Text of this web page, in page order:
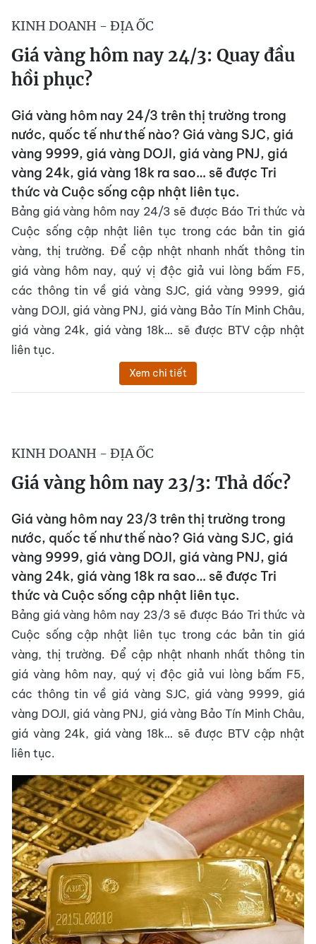
KINH DOANH - ĐỊA ỐC
Giá vàng hôm nay 24/3: Quay đầu
hồi phục?
Giá vàng hôm nay 24/3 trên thị trường trong
nước, quốc tế như thế nào? Giá vàng SJC, giá
vàng 9999, giá vàng DOJI, giá vàng PNJ, giá
vàng 24k, giá vàng 18k ra sao… sẽ được Tri
thức và Cuộc sống cập nhật liên tục.
Bảng giá vàng hôm nay 24/3 sẽ được Báo Tri thức và
Cuộc sống cập nhật liên tục trong các bản tin giá
vàng, thị trường. Để cập nhật nhanh nhất thông tin
giá vàng hôm nay, quý vị độc giả vui lòng bấm F5,
các thông tin về giá vàng SJC, giá vàng 9999, giá
vàng DOJI, giá vàng PNJ, giá vàng Bảo Tín Minh Châu,
giá vàng 24k, giá vàng 18k… sẽ được BTV cập nhật
liên tục.
Xem chi tiết
KINH DOANH - ĐỊA ỐC
Giá vàng hôm nay 23/3: Thả dốc?
Giá vàng hôm nay 23/3 trên thị trường trong
nước, quốc tế như thế nào? Giá vàng SJC, giá
vàng 9999, giá vàng DOJI, giá vàng PNJ, giá
vàng 24k, giá vàng 18k ra sao… sẽ được Tri
thức và Cuộc sống cập nhật liên tục.
Bảng giá vàng hôm nay 23/3 sẽ được Báo Tri thức và
Cuộc sống cập nhật liên tục trong các bản tin giá
vàng, thị trường. Để cập nhật nhanh nhất thông tin
giá vàng hôm nay, quý vị độc giả vui lòng bấm F5,
các thông tin về giá vàng SJC, giá vàng 9999, giá
vàng DOJI, giá vàng PNJ, giá vàng Bảo Tín Minh Châu,
giá vàng 24k, giá vàng 18k… sẽ được BTV cập nhật
liên tục.